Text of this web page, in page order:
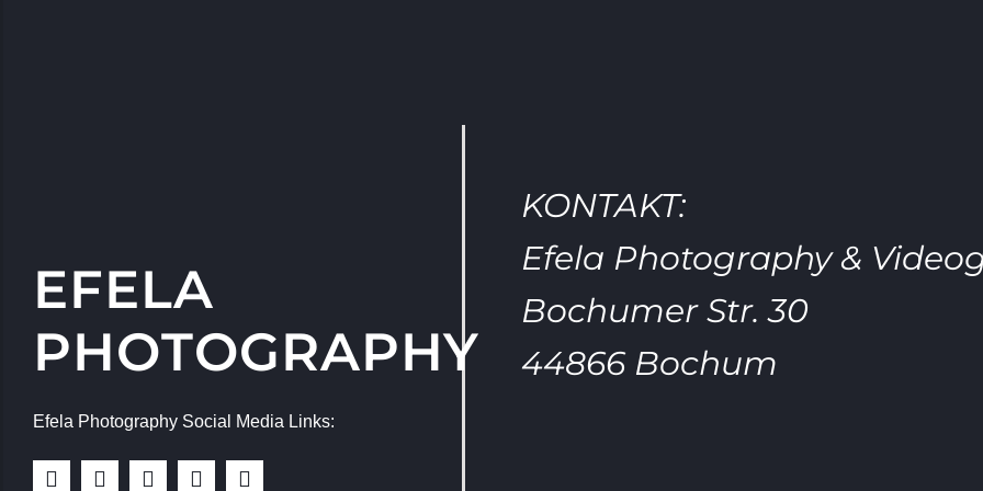
EFELA
PHOTOGRAPHY
Efela Photography Social Media Links:
KONTAKT:
Efela Photography &
Bochumer Str. 30
44866 Bochum